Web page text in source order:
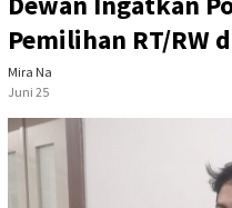
Pemilihan RT/RW
Mira Na
Juni 25